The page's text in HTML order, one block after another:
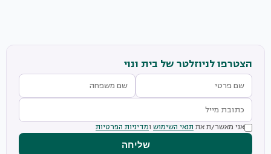
הצטרפו לניוזלטר של בית ונוי
אני מאשר/ת את תנאי השימוש ומדיניות הפרטיות
שליחה